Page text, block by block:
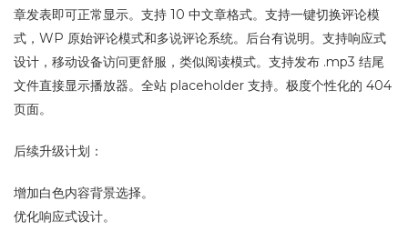
章发表即可正常显示。支持 10 中文章格式。支持一键切换评论模
式，WP 原始评论模式和多说评论系统。后台有说明。支持响应式
设计，移动设备访问更舒服，类似阅读模式。支持发布 .mp3 结尾
文件直接显示播放器。全站 placeholder 支持。极度个性化的 404
页面。
后续升级计划：
增加白色内容背景选择。
优化响应式设计。